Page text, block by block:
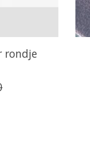
rondje